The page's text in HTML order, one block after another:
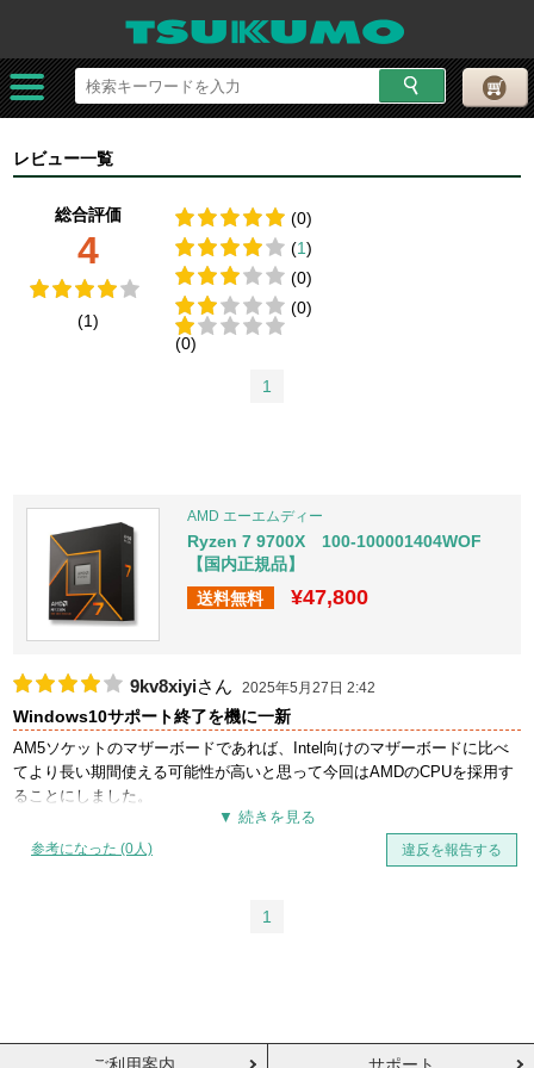
レビュー一覧
総合評価
4
(1)
(0)
(1)
(0)
(0)
(0)
1
AMD エーエムディー
Ryzen 7 9700X 100-100001404WOF
【国内正規品】
送料無料
¥47,800
9kv8xiyiさん 2025年5月27日 2:42
Windows10サポート終了を機に一新
AM5ソケットのマザーボードであれば、Intel向けのマザーボードに比べ
てより長い期間使える可能性が高いと思って今回はAMDのCPUを採用す
ることにしました。
PCでのゲーム用途としてRyzen 7 9700Xにしましたが、よっぽど強いこ
だわりがない限り、AM5みたいな最近のCPUであれば正直どれでも十分
クーラーは付属していないので、自分で選べる人向けです。
参考になった (0人) 違反を報告する
1
ご利用案内 サポート